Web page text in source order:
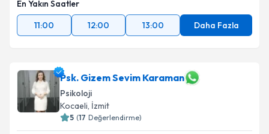
En Yakın Saatler
11:00
12:00 13:00 Daha Fazla
Psk. Gizem Sevim Karaman
Psikoloji
Kocaeli, İzmit
5 (17 Değerlendirme)